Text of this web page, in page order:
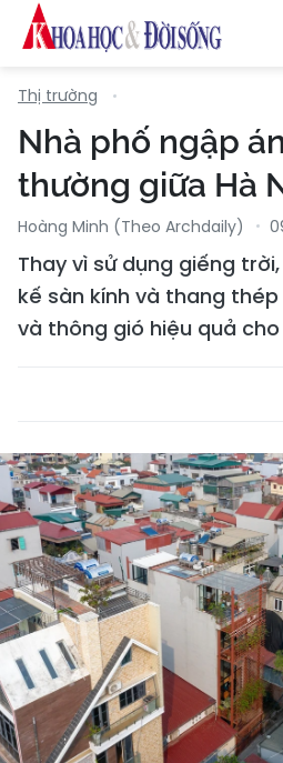
Thị trường
Nhà phố ngập
thường giữa Hà
Hoàng Minh (theo Archdaily)
Thay vì sử dụng giếng
kế sàn kính và thang
và thông gió hiệu quả